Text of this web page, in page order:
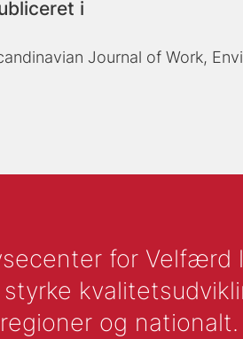
i
Journal of Work,
for Velfærd
og nationalt.